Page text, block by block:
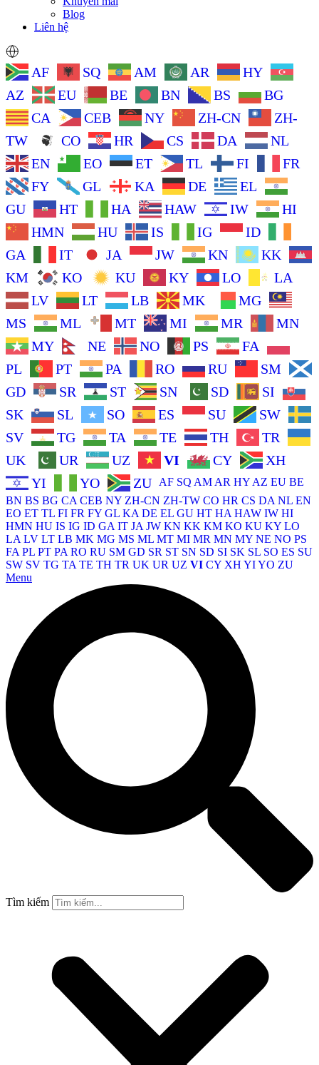
Blog
Liên hệ
AF SQ AM AR
HY
AZ
EU BE BN BS
BG
CA
CEB NY ZH-CN
ZH-
TW
CO HR CS DA
NL
EN
EO ET TL FI
FR
FY
GL KA DE
EL
GU
HT HA HAW IW
HI
HMN
HU IS IG
ID
GA
IT JA JW KN
KK
KM
KO KU KY LO
LA
LV
LT LB MK
MG
MS
ML MT MI MR
MN
MY
NE NO PS
FA
PL
PT PA RO RU
SM
GD
SR ST SN SD
SI
SK
SL SO ES SU
SW
SV
TG TA TE TH
TR
UK
UR UZ VI CY
XH
YI
YO ZU AF SQ AM AR HY AZ EU BE
BN BS BG CA CEB NY ZH-CN ZH-TW CO HR CS DA NL EN
EO ET TL FI FR FY GL KA DE EL GU HT HA HAW IW HI
HMN HU IS IG ID GA IT JA JW KN KK KM KO KU KY LO
LA LV LT LB MK MG MS ML MT MI MR MN MY NE NO PS
FA PL PT PA RO RU SM GD SR ST SN SD SI SK SL SO ES SU
SW SV TG TA TE TH TR UK UR UZ VI CY XH YIYO ZU
Menu
Tìm kiếm